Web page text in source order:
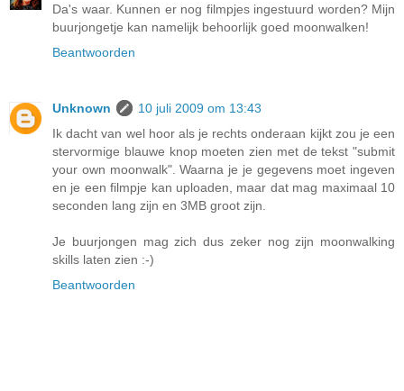
Da's waar. Kunnen er nog filmpjes ingestuurd worden? Mijn
buurjongetje kan namelijk behoorlijk goed moonwalken!
Beantwoorden
Unknown
10 juli 2009 om 13:43
Ik dacht van wel hoor als je rechts onderaan kijkt zou je een
stervormige blauwe knop moeten zien met de tekst "submit
your own moonwalk". Waarna je je gegevens moet ingeven
en je een filmpje kan uploaden, maar dat mag maximaal 10
seconden lang zijn en 3MB groot zijn.
Je buurjongen mag zich dus zeker nog zijn moonwalking
skills laten zien :-)
Beantwoorden